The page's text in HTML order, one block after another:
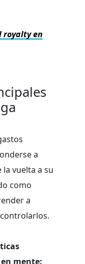
royalty en
a
vuelta a su
como
a
mente: